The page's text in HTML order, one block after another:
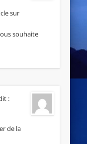
sur
souhaite
:
de la